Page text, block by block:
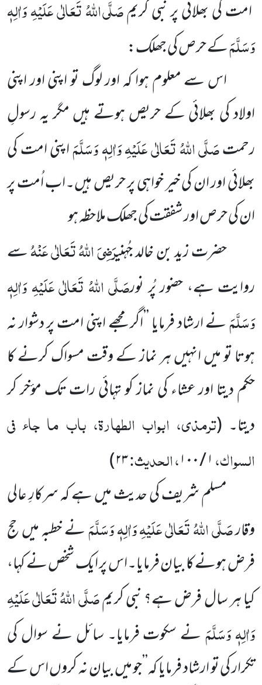
امت کی بھلائی پر نبی کریمصَلَّی اللہُ تَعَالٰی عَلَیْہِ وَاٰلِہٖ
وَسَلَّمَکے حرص کی جھلک:
اس سے معلوم ہوا کہ اور لوگ تو اپنی اور اپنی
اولاد کی بھلائی کے حریص ہوتے ہیں مگر یہ رسولِ
رحمتصَلَّی اللہُ تَعَالٰی عَلَیْہِ وَاٰلِہٖ وَسَلَّمَاپنی امت کی
بھلائی اور ان کی خیر خواہی پر حریص ہیں۔اب اُمت پر
ان کی حرص اور شفقت کی جھلک ملاحظہ ہو
حضرت زید بن خالد جُہنیرَضِیَ اللہُ تَعَالٰی عَنْہُسے
روایت ہے، حضور پُر نورصَلَّی اللہُ تَعَالٰی عَلَیْہِ وَاٰلِہٖ
وَسَلَّمَنے ارشاد فرمایا ’’اگر مجھے اپنی امت پر دشوار نہ
ہوتا تو میں انہیں ہر نماز کے وقت مسواک کرنے کا
حکم دیتا اور عشاء کی نماز کو تہائی رات تک مؤخر کر
دیتا۔ (ترمذی، ابواب الطہارۃ، باب ما جاء فی
السواک،۱ / ۱۰۰ ، الحدیث:۲۳)
مسلم شریف کی حدیث میں ہے کہ سرکارِ عالی
وقارصَلَّی اللہُ تَعَالٰی عَلَیْہِ وَاٰلِہٖ وَسَلَّمَنے خطبہ میں حج
فرض ہونے کا بیان فرمایا۔اس پر ایک شخص نے کہا،
کیا ہر سال فرض ہے؟ نبی کریمصَلَّی اللہُ تَعَالٰی عَلَیْہِ
وَاٰلِہٖ وَسَلَّمَنے سکوت فرمایا۔ سائل نے سوال کی
تکرار کی تو ارشاد فرمایا کہ’’جو میں بیان نہ کروں اس کے